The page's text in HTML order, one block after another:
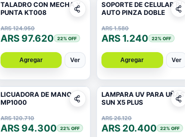
TALADRO CON MECHA Y
PUNTA KT008
ARS 124.950
ARS 97.620 22% OFF
Agregar Ver
SOPORTE DE CELULAR P/
AUTO PINZA DOBLE
ARS 1.580
ARS 1.240 22% OFF
Agregar Ver
LICUADORA DE MANO
MP1000
ARS 120.710
ARS 94.300 22% OFF
LAMPARA UV PARA UÑAS
SUN X5 PLUS
ARS 26.120
ARS 20.400 22% OFF